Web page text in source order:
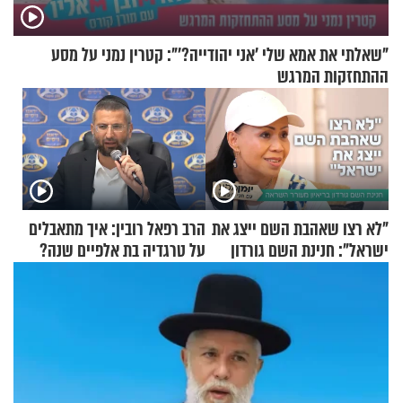
"שאלתי את אמא שלי 'אני יהודייה?'": קטרין נמני על מסע
ההתחזקות המרגש
"לא רצו שאהבת השם ייצג את
ישראל": חנינת השם גורדון
הרב רפאל רובין: איך מתאבלים
על טרגדיה בת אלפיים שנה?